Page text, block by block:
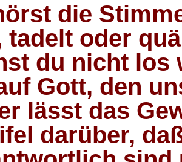
die
tadelt oder
du nicht los
Gott, den
lässt das
darüber,